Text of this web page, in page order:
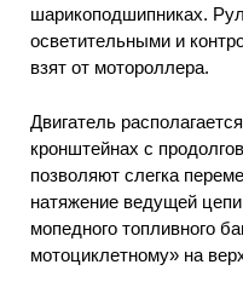
шарикоподшипниках.
осветительными и
взят от мотороллера.
Двигатель
кронштейнах с
позволяют слегка
натяжение ведущей
мопедного топливного
мотоциклетному» на